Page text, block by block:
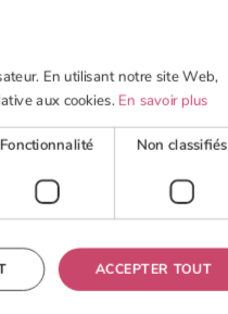
En utilisant notre site Web,
aux cookies.En savoir plus
Fonctionnalité Non classifiés
ACCEPTER TOUT